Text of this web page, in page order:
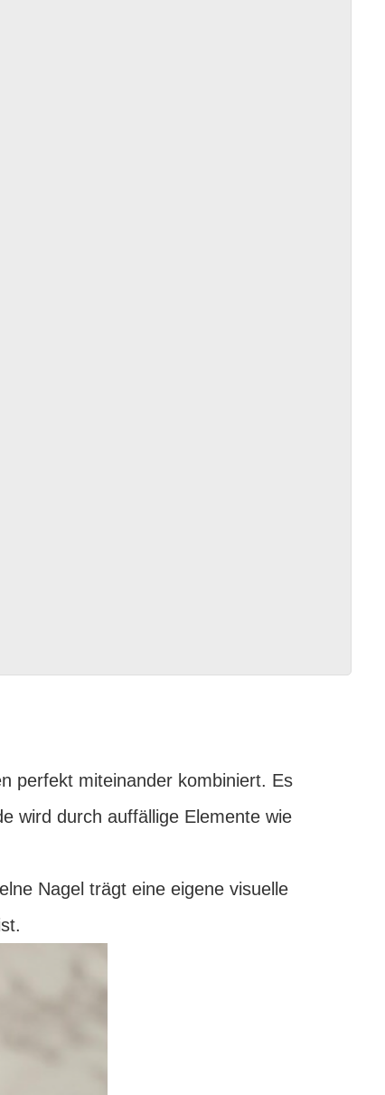
perfekt miteinander kombiniert. Es
wird durch auffällige Elemente wie
Nagel trägt eine eigene visuelle